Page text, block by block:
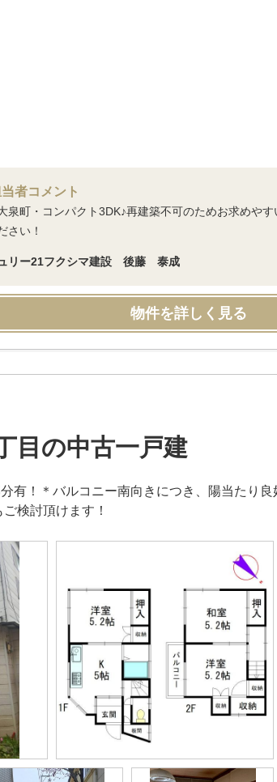
者コメント
泉町・コンパクト3DK♪再建築不可のためお求めや
さい！
リー21フクシマ建設 後藤 泰成
物件を詳しく見る
目の中古一戸建
有！＊バルコニー南向きにつき、陽当たり
検討頂けます！